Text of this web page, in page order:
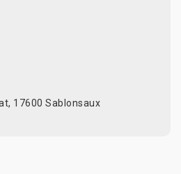
17600 Sablonsaux